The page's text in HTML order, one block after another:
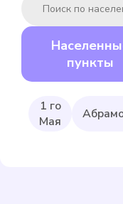
пункты
1 го
Мая